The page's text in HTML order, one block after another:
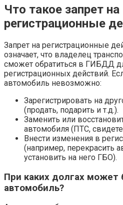
Что такое запрет на
регистрационные
Запрет на регистрационные
означает, что владелец
сможет обратиться в ГИБДД
регистрационных действий.
автомобиль невозможно:
Зарегистрировать на
(продать, подарить и т.д.).
Заменить или
автомобиля (ПТС,
Внести изменения в
(например, перекрасить
установить на него ГБО).
При каких долгах может
автомобиль?